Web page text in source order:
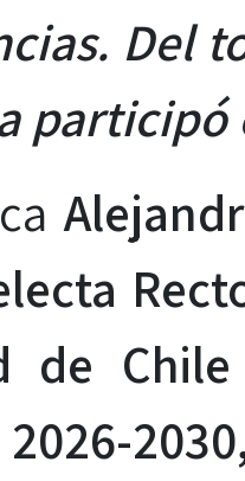
Del
participó
de